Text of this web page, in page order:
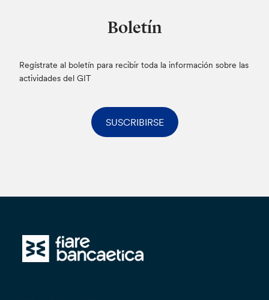
Boletín
Regístrate al boletín para recibir toda la información sobre las
actividades del GIT
SUSCRIBIRSE